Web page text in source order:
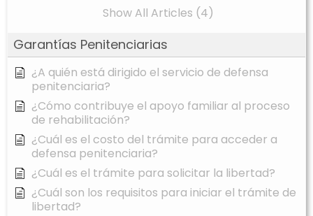
Show All Articles (4)
Garantías Penitenciarias
¿A quién está dirigido el servicio de defensa
penitenciaria?
¿Cómo contribuye el apoyo familiar al proceso
de rehabilitación?
¿Cuál es el costo del trámite para acceder a
defensa penitenciaria?
¿Cuál es el trámite para solicitar la libertad?
¿Cuál son los requisitos para iniciar el trámite de
libertad?